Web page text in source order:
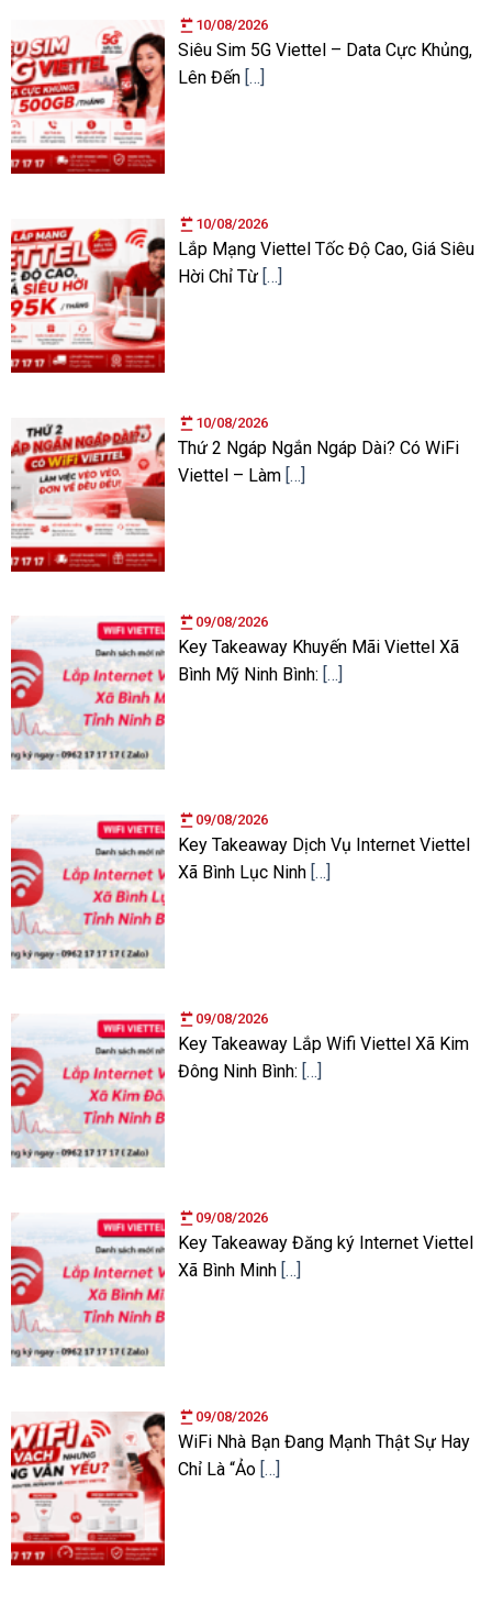
10/08/2026
Siêu Sim 5G Viettel – Data Cực Khủng,
Lên Đến […]
10/08/2026
Lắp Mạng Viettel Tốc Độ Cao, Giá Siêu
Hời Chỉ Từ […]
10/08/2026
Thứ 2 Ngáp Ngắn Ngáp Dài? Có WiFi
Viettel – Làm […]
09/08/2026
Key Takeaway Khuyến Mãi Viettel Xã
Bình Mỹ Ninh Bình: […]
09/08/2026
Key Takeaway Dịch Vụ Internet Viettel
Xã Bình Lục Ninh […]
09/08/2026
Key Takeaway Lắp Wifi Viettel Xã Kim
Đông Ninh Bình: […]
09/08/2026
Key Takeaway Đăng ký Internet Viettel
Xã Bình Minh […]
09/08/2026
WiFi Nhà Bạn Đang Mạnh Thật Sự Hay
Chỉ Là “Ảo […]